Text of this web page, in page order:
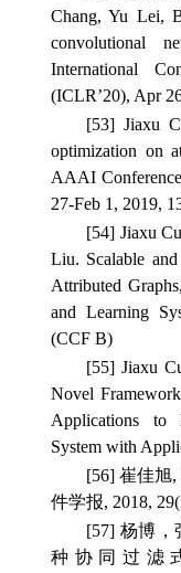
Chang, Yu Lei,
convolutional
International
(ICLR’20), Apr
[53] Jiaxu
optimization on
AAAI
27-Feb 1, 2019,
[54] Jiaxu
Liu. Scalable
Attributed Graphs,
and Learning
(CCF B)
[55] Jiaxu
Novel
Applications to
System with
[56] 崔佳旭
件学报, 2018,
[57] 杨博，
种协同过滤